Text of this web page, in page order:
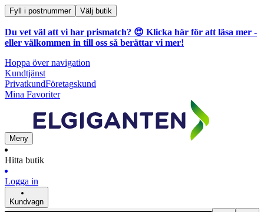
Fyll i postnummer Välj butik
Du vet väl att vi har prismatch? 😍 Klicka här för att läsa mer -
eller välkommen in till oss så berättar vi mer!
Hoppa över navigation
Kundtjänst
PrivatkundFöretagskund
Mina Favoriter
Meny
Hitta butik
Logga in
Kundvagn